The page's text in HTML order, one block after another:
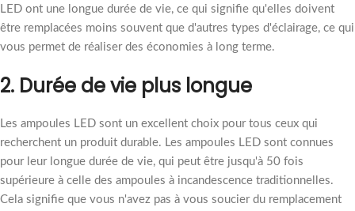
LED ont une longue durée de vie, ce qui signifie qu'elles doivent
être remplacées moins souvent que d'autres types d'éclairage, ce qui
vous permet de réaliser des économies à long terme.
2. Durée de vie plus longue
Les ampoules LED sont un excellent choix pour tous ceux qui
recherchent un produit durable. Les ampoules LED sont connues
pour leur longue durée de vie, qui peut être jusqu'à 50 fois
supérieure à celle des ampoules à incandescence traditionnelles.
Cela signifie que vous n'avez pas à vous soucier du remplacement